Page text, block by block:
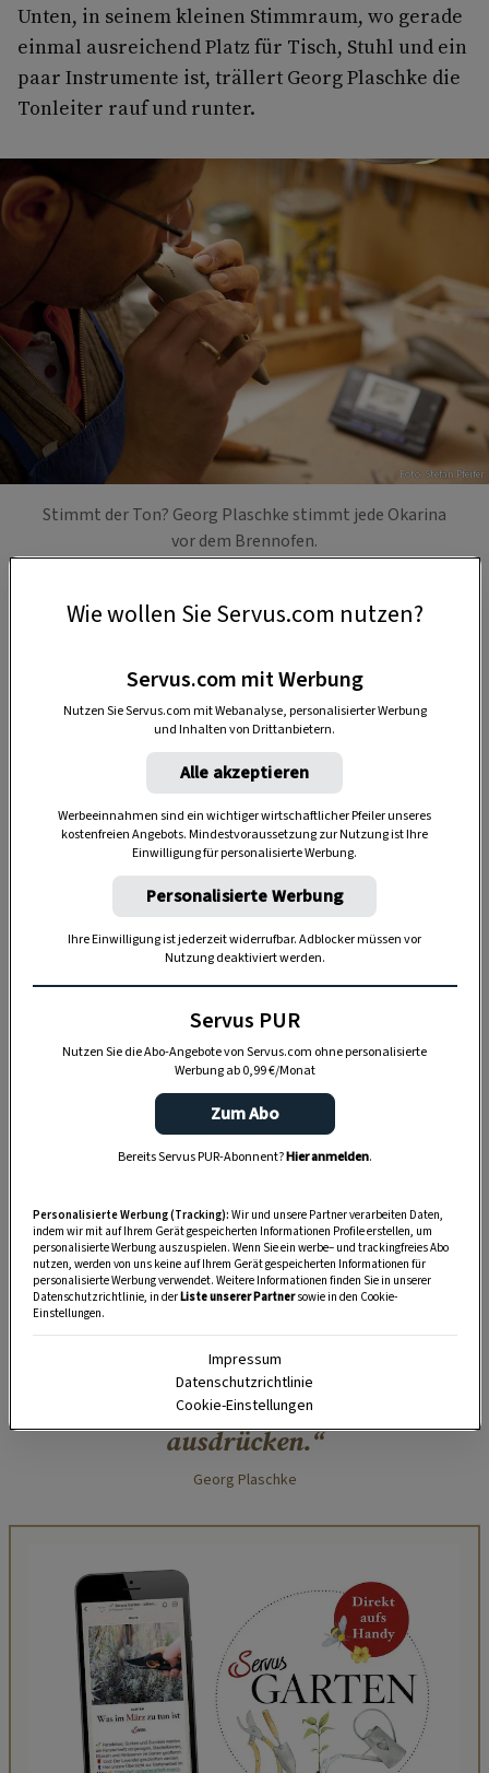
Unten, in seinem kleinen Stimmraum, wo gerade
einmal ausreichend Platz für Tisch, Stuhl und ein
paar Instrumente ist, trällert Georg Plaschke die
Tonleiter rauf und runter.
Foto: Stefan Pfeifer
Stimmt der Ton? Georg Plaschke stimmt jede Okarina
vor dem Brennofen.
Anzeige
Heute steht er nicht im Verkaufsraum seines
Ladens. Denn der letzte wichtige
Herstellungsschritt, das Stimmen der Okarina, ist
angesagt – bevor das Instrument für zehn
Stunden im 900 Grad heißen Ofen landet. Wenn
sie jetzt den strengen Klangtest von Georgs
kleine Gefäßflöte erst gar nicht in den Brennofen,
sondern wandert gleich wieder zurück zu den
Tonresten. Auf einen nächsten Versuch.
Mit der Okarina lässt sich die ganze
Palette an menschlichen Gefühlen
ausdrücken.
Georg Plaschke
Wie wollen Sie Servus.com nutzen?
Servus.com mit Werbung
Nutzen Sie Servus.com mit Webanalyse, personalisierter Werbung
und Inhalten von Drittanbietern.
Alle akzeptieren
Werbeeinnahmen sind ein wichtiger wirtschaftlicher Pfeiler unseres
kostenfreien Angebots. Mindestvoraussetzung zur Nutzung ist Ihre
Einwilligung für personalisierte Werbung.
Personalisierte Werbung
Ihre Einwilligung ist jederzeit widerrufbar. Adblocker müssen vor
Nutzung deaktiviert werden.
Servus PUR
Nutzen Sie die Abo-Angebote von Servus.com ohne personalisierte
Werbung ab 0,99 €/Monat
Zum Abo
Bereits Servus PUR-Abonnent?Hier anmelden.
Personalisierte Werbung (Tracking): Wir und unsere Partner verarbeiten Daten,
indem wir mit auf Ihrem Gerät gespeicherten Informationen Profile erstellen, um
personalisierte Werbung auszuspielen. Wenn Sie ein werbe– und trackingfreies Abo
nutzen, werden von uns keine auf Ihrem Gerät gespeicherten Informationen für
personalisierte Werbung verwendet. Weitere Informationen finden Sie in unserer
Datenschutzrichtlinie, in derListe unserer Partnersowie in den Cookie-
Einstellungen.
Impressum
Datenschutzrichtlinie
Cookie-Einstellungen